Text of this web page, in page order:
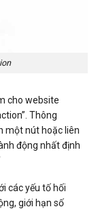
cho website
Thông
một nút hoặc liên
động nhất định
các yếu tố hối
giới hạn số